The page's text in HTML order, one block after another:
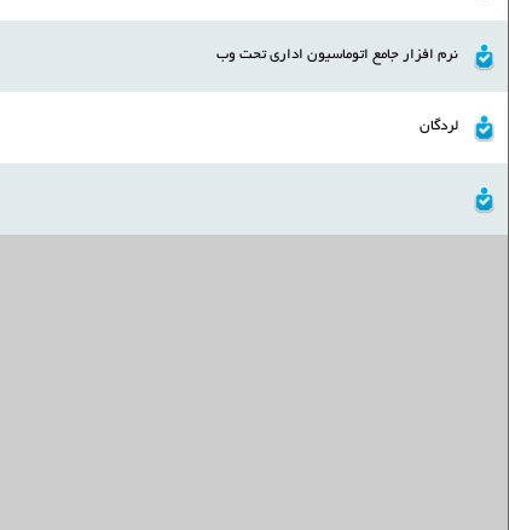
نرم افزار جامع اتوماسیون اداری تحت وب
لردگان